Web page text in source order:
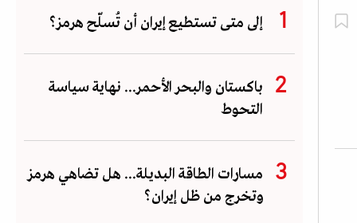
إلى متى تستطيع إيران أن تُسلّح هرمز؟
باكستان والبحر الأحمر... نهاية سياسة
التحوط
مسارات الطاقة البديلة... هل تضاهي هرمز
وتخرج من ظل إيران؟